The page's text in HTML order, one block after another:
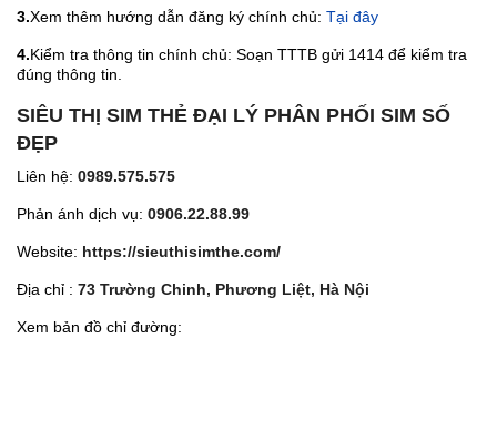
3.Xem thêm hướng dẫn đăng ký chính chủ: Tại đây
4.Kiểm tra thông tin chính chủ: Soạn TTTB gửi 1414 để kiểm tra
đúng thông tin.
SIÊU THỊ SIM THẺ ĐẠI LÝ PHÂN PHỐI SIM SỐ
ĐẸP
Liên hệ: 0989.575.575
Phản ánh dịch vụ: 0906.22.88.99
Website: https://sieuthisimthe.com/
Địa chỉ : 73 Trường Chinh, Phương Liệt, Hà Nội
Xem bản đồ chỉ đường: